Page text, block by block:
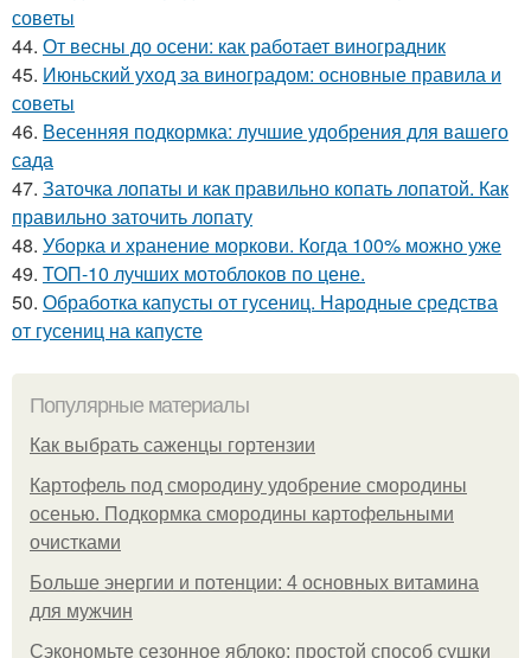
советы
44. От весны до осени: как работает виноградник
45. Июньский уход за виноградом: основные правила и
советы
46. Весенняя подкормка: лучшие удобрения для вашего
сада
47. Заточка лопаты и как правильно копать лопатой. Как
правильно заточить лопату
48. Уборка и хранение моркови. Когда 100% можно уже
49. ТОП-10 лучших мотоблоков по цене.
50. Обработка капусты от гусениц. Народные средства
от гусениц на капусте
Популярные материалы
Как выбрать саженцы гортензии
Картофель под смородину удобрение смородины
осенью. Подкормка смородины картофельными
очистками
Больше энергии и потенции: 4 основных витамина
для мужчин
Сэкономьте сезонное яблоко: простой способ сушки